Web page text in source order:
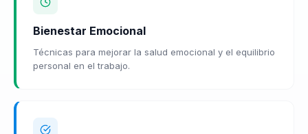
Bienestar Emocional
Técnicas para mejorar la salud emocional y el equilibrio
personal en el trabajo.